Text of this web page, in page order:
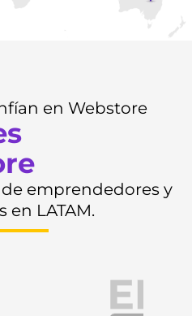
en Webstore
de emprendedores y
en LATAM.